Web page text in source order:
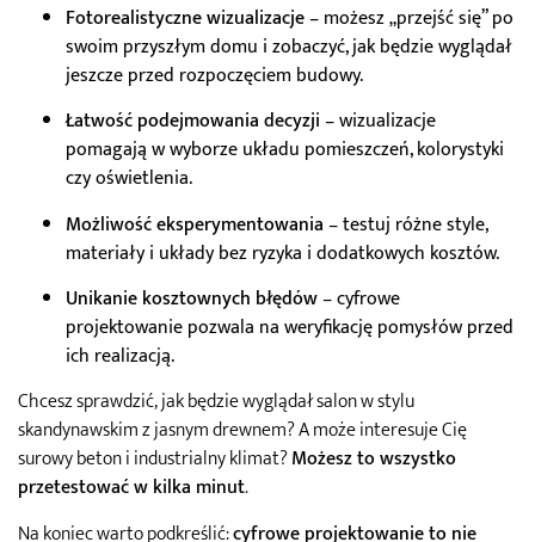
Fotorealistyczne wizualizacje– możesz „przejść się” po
swoim przyszłym domu i zobaczyć, jak będzie wyglądał
jeszcze przed rozpoczęciem budowy.
Łatwość podejmowania decyzji– wizualizacje
pomagają w wyborze układu pomieszczeń, kolorystyki
czy oświetlenia.
Możliwość eksperymentowania– testuj różne style,
materiały i układy bez ryzyka i dodatkowych kosztów.
Unikanie kosztownych błędów– cyfrowe
projektowanie pozwala na weryfikację pomysłów przed
ich realizacją.
Chcesz sprawdzić, jak będzie wyglądał salon w stylu
skandynawskim z jasnym drewnem? A może interesuje Cię
surowy beton i industrialny klimat?Możesz to wszystko
przetestować w kilka minut.
Na koniec warto podkreślić:cyfrowe projektowanie to nie